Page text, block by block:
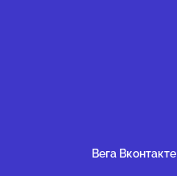
Вега Вконтакте